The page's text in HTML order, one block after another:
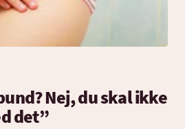
Nej, du skal ikke
det”